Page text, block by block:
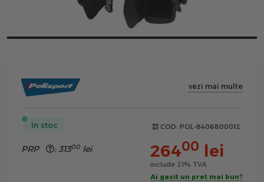
vezi mai multe
In stoc COD: POL-8406800012
PRP : 31300 lei 26400 lei
include 21% TVA
Ai gasit un pret mai bun?